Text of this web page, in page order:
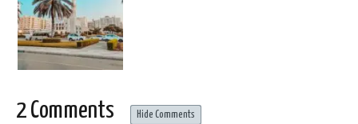
2 Comments Hide Comments